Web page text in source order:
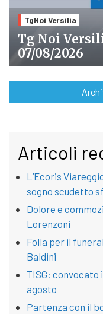
TgNoi Versilia
Tg Noi
07/08/2026
Articoli
L’Ecoris
sogno scudetto
Dolore e
Lorenzoni
Folla per il
Baldini
TISG: convocato
agosto
Partenza con il